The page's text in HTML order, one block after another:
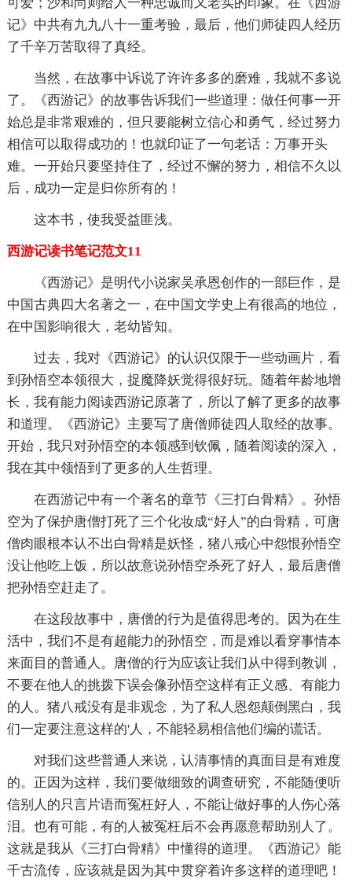
记》中共有九九八十一重考验，最后，他们师徒四人经历
了千辛万苦取得了真经。
当然，在故事中诉说了许许多多的磨难，我就不多说
了。《西游记》的故事告诉我们一些道理：做任何事一开
始总是非常艰难的，但只要能树立信心和勇气，经过努力
相信可以取得成功的！也就印证了一句老话：万事开头
难。一开始只要坚持住了，经过不懈的努力，相信不久以
后，成功一定是归你所有的！
这本书，使我受益匪浅。
西游记读书笔记范文11
《西游记》是明代小说家吴承恩创作的一部巨作，是
中国古典四大名著之一，在中国文学史上有很高的地位，
在中国影响很大，老幼皆知。
过去，我对《西游记》的认识仅限于一些动画片，看
到孙悟空本领很大，捉魔降妖觉得很好玩。随着年龄地增
长，我有能力阅读西游记原著了，所以了解了更多的故事
和道理。《西游记》主要写了唐僧师徒四人取经的故事。
开始，我只对孙悟空的本领感到钦佩，随着阅读的深入，
我在其中领悟到了更多的人生哲理。
在西游记中有一个著名的章节《三打白骨精》。孙悟
空为了保护唐僧打死了三个化妆成“好人”的白骨精，可唐
僧肉眼根本认不出白骨精是妖怪，猪八戒心中怨恨孙悟空
没让他吃上饭，所以故意说孙悟空杀死了好人，最后唐僧
把孙悟空赶走了。
在这段故事中，唐僧的行为是值得思考的。因为在生
活中，我们不是有超能力的孙悟空，而是难以看穿事情本
来面目的普通人。唐僧的行为应该让我们从中得到教训，
不要在他人的挑拨下误会像孙悟空这样有正义感、有能力
的人。猪八戒没有是非观念，为了私人恩怨颠倒黑白，我
们一定要注意这样的'人，不能轻易相信他们编的谎话。
对我们这些普通人来说，认清事情的真面目是有难度
的。正因为这样，我们要做细致的调查研究，不能随便听
信别人的只言片语而冤枉好人，不能让做好事的人伤心落
泪。也有可能，有的人被冤枉后不会再愿意帮助别人了。
这就是我从《三打白骨精》中懂得的道理。《西游记》能
千古流传，应该就是因为其中贯穿着许多这样的道理吧！